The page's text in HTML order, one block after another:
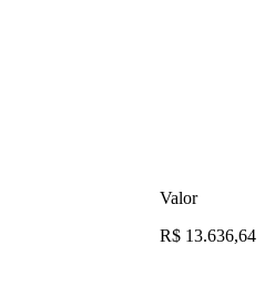
Valor
R$ 13.636,64